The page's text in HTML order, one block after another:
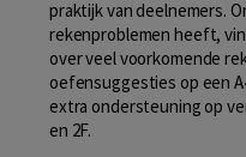
praktijk van deelnemers.
rekenproblemen heeft,
over veel voorkomende
oefensuggesties op een
extra ondersteuning op
en 2F.